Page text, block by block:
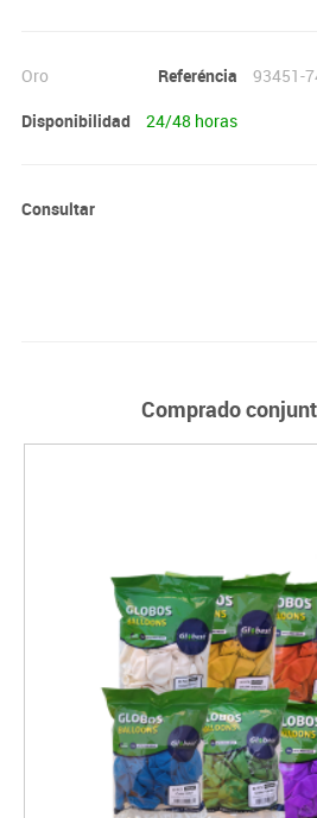
Oro Referéncia
93451-
Disponibilidad
24/48 horas
Consultar
Comprado